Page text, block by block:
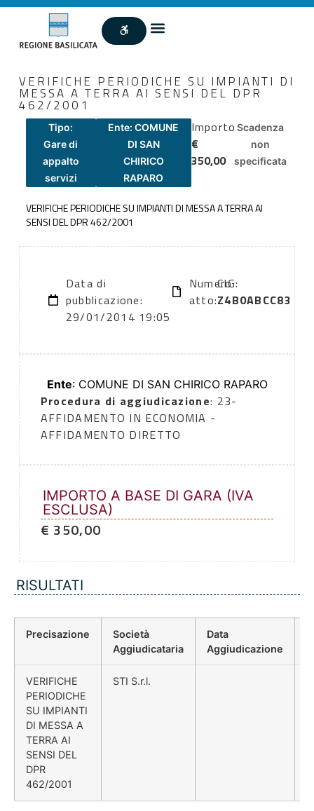
VERIFICHE PERIODICHE SU IMPIANTI DI
MESSA A TERRA AI SENSI DEL DPR
462/2001
Tipo:
Gare di
appalto
servizi
Ente: COMUNE
DI SAN
CHIRICO
RAPARO
Importo
€
350,00
Scadenza
non
specificata
VERIFICHE PERIODICHE SU IMPIANTI DI MESSA A TERRA AI
SENSI DEL DPR 462/2001
Data di
pubblicazione:
29/01/2014 19:05
Numero
atto:
CIG:
Z4B0ABCC83
Ente: COMUNE DI SAN CHIRICO RAPARO
Procedura di aggiudicazione: 23-
AFFIDAMENTO IN ECONOMIA -
AFFIDAMENTO DIRETTO
IMPORTO A BASE DI GARA (IVA
ESCLUSA)
€ 350,00
RISULTATI
Precisazione
Società
Aggiudicataria
Data
Aggiudicazione
VERIFICHE
PERIODICHE
SU IMPIANTI
DI MESSA A
TERRA AI
SENSI DEL
DPR
462/2001
STI S.r.l.